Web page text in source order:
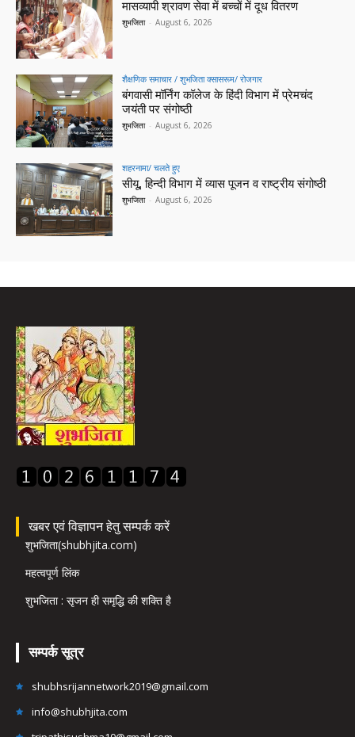
मासव्यापी श्रावण सेवा में बच्चों में दूध वितरण
शुभजिता - August 6, 2026
शैक्षणिक समाचार / शुभजिता क्सासरूम/ रोजगार
बंगवासी मॉर्निंग कॉलेज के हिंदी विभाग में प्रेमचंद
जयंती पर संगोष्ठी
शुभजिता - August 6, 2026
शहरनामा/ चलते हुए
सीयू, हिन्दी विभाग में व्यास पूजन व राष्ट्रीय संगोष्ठी
शुभजिता - August 6, 2026
खबर एवं विज्ञापन हेतु सम्पर्क करें
शुभजिता(shubhjita.com)
महत्वपूर्ण लिंक
शुभजिता : सृजन ही समृद्धि की शक्ति है
सम्पर्क सूत्र
shubhsrijannetwork2019@gmail.com
info@shubhjita.com